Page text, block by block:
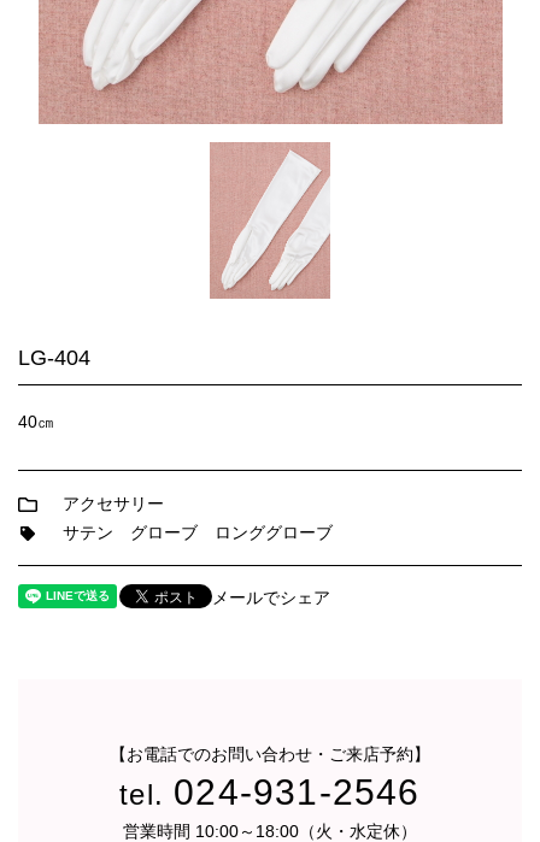
LG-404
40㎝
アクセサリー
サテン
グローブ ロンググローブ
メールでシェア
【お電話でのお問い合わせ・ご来店予約】
tel. 024-931-2546
営業時間 10:00～18:00（火・水定休）